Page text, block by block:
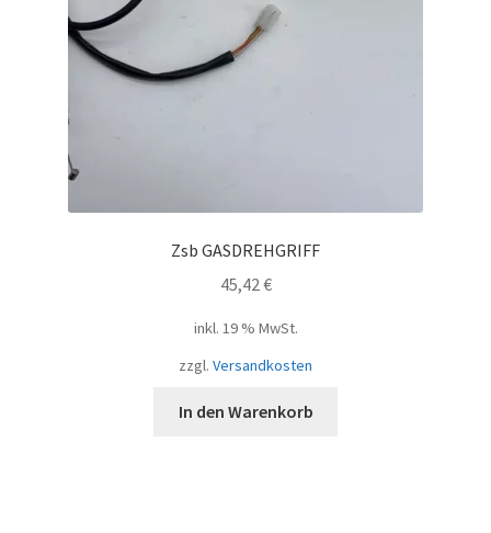
Zsb GASDREHGRIFF
45,42€
inkl. 19 % MwSt.
zzgl. Versandkosten
In den Warenkorb